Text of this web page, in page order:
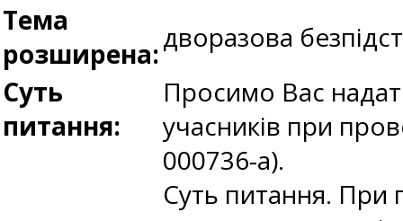
Тема
розширена:дворазова
Суть
питання:
Просимо Вас
учасників при
000736-a).
Суть питання. При